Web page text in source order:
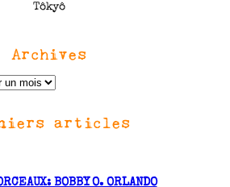
Tôkyô
Archives
articles
BOBBY O. ORLANDO